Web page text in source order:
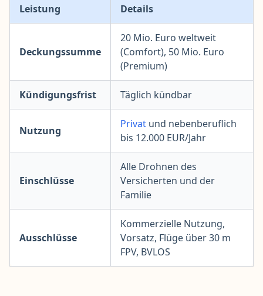
Leistung Details
Deckungssumme
20 Mio. Euro weltweit
(Comfort), 50 Mio. Euro
(Premium)
Kündigungsfrist Täglich kündbar
Nutzung
Privat und nebenberuflich
bis 12.000 EUR/Jahr
Einschlüsse
Alle Drohnen des
Versicherten und der
Familie
Ausschlüsse
Kommerzielle Nutzung,
Vorsatz, Flüge über 30 m
FPV, BVLOS